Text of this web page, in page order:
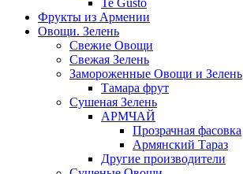
Te Gusto
Фрукты из Армении
Овощи. Зелень
Свежие Овощи
Свежая Зелень
Замороженные Овощи и Зелень
Тамара фрут
Сушеная Зелень
АРМЧАЙ
Прозрачная фасовка
Армянский Тараз
Другие производители